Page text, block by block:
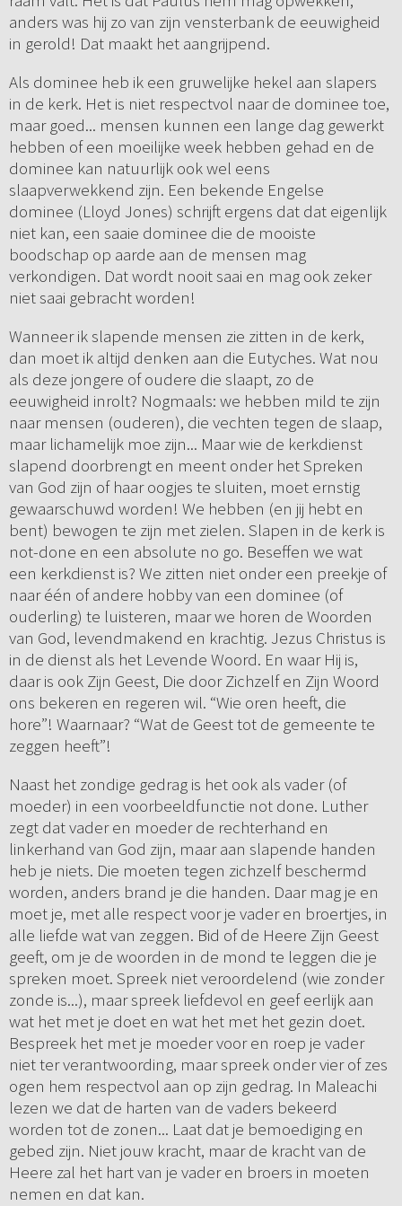
anders was hij zo van zijn vensterbank de eeuwigheid
in gerold! Dat maakt het aangrijpend.
Als dominee heb ik een gruwelijke hekel aan slapers
in de kerk. Het is niet respectvol naar de dominee toe,
maar goed... mensen kunnen een lange dag gewerkt
hebben of een moeilijke week hebben gehad en de
dominee kan natuurlijk ook wel eens
slaapverwekkend zijn. Een bekende Engelse
dominee (Lloyd Jones) schrijft ergens dat dat eigenlijk
niet kan, een saaie dominee die de mooiste
boodschap op aarde aan de mensen mag
verkondigen. Dat wordt nooit saai en mag ook zeker
niet saai gebracht worden!
Wanneer ik slapende mensen zie zitten in de kerk,
dan moet ik altijd denken aan die Eutyches. Wat nou
als deze jongere of oudere die slaapt, zo de
eeuwigheid inrolt? Nogmaals: we hebben mild te zijn
naar mensen (ouderen), die vechten tegen de slaap,
maar lichamelijk moe zijn... Maar wie de kerkdienst
slapend doorbrengt en meent onder het Spreken
van God zijn of haar oogjes te sluiten, moet ernstig
gewaarschuwd worden! We hebben (en jij hebt en
bent) bewogen te zijn met zielen. Slapen in de kerk is
not-done en een absolute no go. Beseffen we wat
een kerkdienst is? We zitten niet onder een preekje of
naar één of andere hobby van een dominee (of
ouderling) te luisteren, maar we horen de Woorden
van God, levendmakend en krachtig. Jezus Christus is
in de dienst als het Levende Woord. En waar Hij is,
daar is ook Zijn Geest, Die door Zichzelf en Zijn Woord
ons bekeren en regeren wil. “Wie oren heeft, die
hore”! Waarnaar? “Wat de Geest tot de gemeente te
zeggen heeft”!
Naast het zondige gedrag is het ook als vader (of
moeder) in een voorbeeldfunctie not done. Luther
zegt dat vader en moeder de rechterhand en
linkerhand van God zijn, maar aan slapende handen
heb je niets. Die moeten tegen zichzelf beschermd
worden, anders brand je die handen. Daar mag je en
moet je, met alle respect voor je vader en broertjes, in
alle liefde wat van zeggen. Bid of de Heere Zijn Geest
geeft, om je de woorden in de mond te leggen die je
spreken moet. Spreek niet veroordelend (wie zonder
zonde is...), maar spreek liefdevol en geef eerlijk aan
wat het met je doet en wat het met het gezin doet.
Bespreek het met je moeder voor en roep je vader
niet ter verantwoording, maar spreek onder vier of zes
ogen hem respectvol aan op zijn gedrag. In Maleachi
lezen we dat de harten van de vaders bekeerd
worden tot de zonen... Laat dat je bemoediging en
gebed zijn. Niet jouw kracht, maar de kracht van de
Heere zal het hart van je vader en broers in moeten
nemen en dat kan.